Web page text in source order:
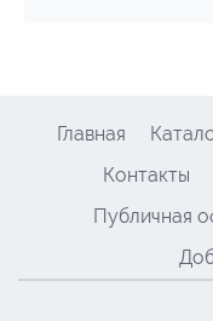
Главная
Контакты
Публичная